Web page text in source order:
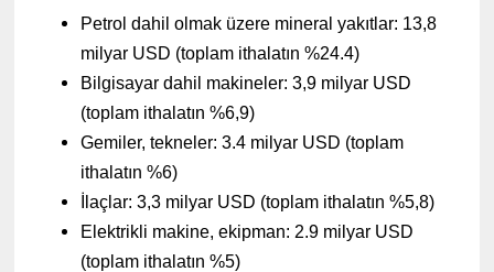
Petrol dahil olmak üzere mineral yakıtlar: 13,8
milyar USD (toplam ithalatın %24.4)
Bilgisayar dahil makineler: 3,9 milyar USD
(toplam ithalatın %6,9)
Gemiler, tekneler: 3.4 milyar USD (toplam
ithalatın %6)
İlaçlar: 3,3 milyar USD (toplam ithalatın %5,8)
Elektrikli makine, ekipman: 2.9 milyar USD
(toplam ithalatın %5)